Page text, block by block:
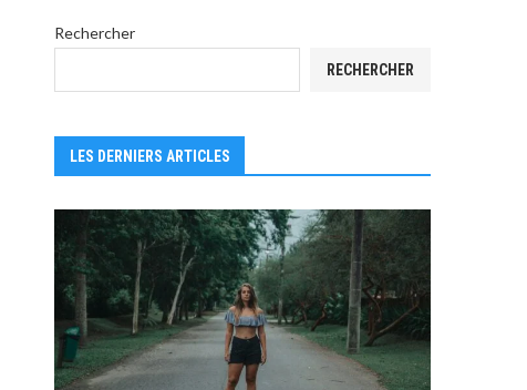
Rechercher
RECHERCHER
LES DERNIERS ARTICLES